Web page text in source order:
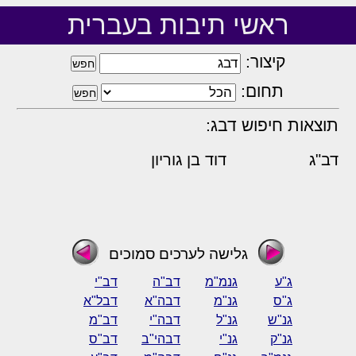
ראשי תיבות בעברית
קיצור:
תחום:
תוצאות חיפוש דבג:
דב"ג דוד בן גוריון
גלישה לערכים סמוכים
ג"ע גנמ"מ דב"ה
דב"י
ג"ס
גנ"מ דבה"א
דבל"א
גנ"ש
גנ"ל דבה"י
דב"מ
גנ"ק
גנ"י דבהי"ב
דב"ס